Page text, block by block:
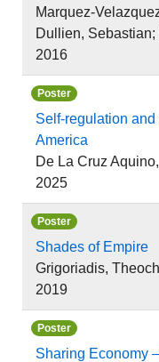
Marquez-
Dullien,
2016
Poster
Self-regulation
America
De La Cruz
2025
Poster
Shades of Empire
Grigoriadis,
2019
Poster
Sharing Economy